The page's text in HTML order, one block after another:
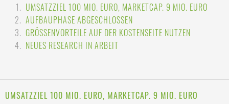
UMSATZZIEL 100 MIO. EURO, MARKETCAP. 9 MIO. EURO
AUFBAUPHASE ABGESCHLOSSEN
GRÖSSENVORTEILE AUF DER KOSTENSEITE NUTZEN
NEUES RESEARCH IN ARBEIT
UMSATZZIEL 100 MIO. EURO, MARKETCAP. 9 MIO. EURO